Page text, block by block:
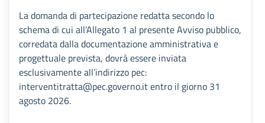
La domanda di partecipazione redatta secondo lo
schema di cui all’Allegato 1 al presente Avviso pubblico,
corredata dalla documentazione amministrativa e
progettuale prevista, dovrà essere inviata
esclusivamente all’indirizzo pec:
interventitratta@pec.governo.it entro il giorno 31
agosto 2026.